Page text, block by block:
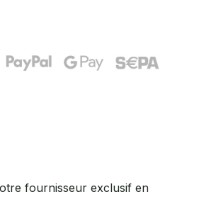
fournisseur exclusif en